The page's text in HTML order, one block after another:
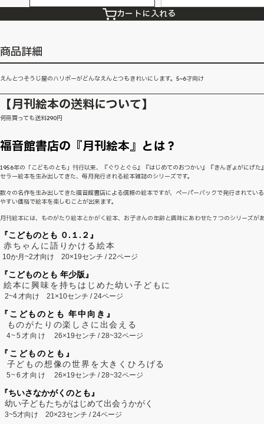
カートに入れる
商品詳細
えんとつそうじ屋のハリボーがどんなえんとつもきれいにします。5~6才向け
【月刊絵本の送料について】
何冊買っても送料290円
福音館書店の『月刊絵本』とは？
1956年の「こどものとも」刊行以来、『ぐりとぐら』『はじめてのおつかい』『きんぎょがにげた
セラー絵本を生み出してきた、毎月発行される絵本雑誌のシリーズです。
数々の名作を生み出してきた福音館書店による信頼の絵本ですが、ペーパーバックで発行されてい
やすい価格で絵本を楽しむことが出来ます。
月刊絵本には、ものがたり絵本とかがく絵本、お子さんの年齢と興味にあわせた７つのシリーズが
『こどものとも ０.１.２』
赤ちゃんに語りかける絵本
10か月~2才向け 20×19センチ / 22ページ
『こどものとも 年少版』
絵本に興味を持ちはじめた幼い子どもに
2~4才向け 21×10センチ / 24ページ
『こどものとも 年中向き』
ものがたりの楽しさに出会える
4~5才向け26×19センチ / 28~32ページ
『こどものとも』
子どもの想像の世界を大きくひろげる
5~6才向け26×19センチ / 28~32ページ
『ちいさなかがくのとも』
幼い子どもたちがはじめて出会うかがく
3~5才向け 20×23センチ / 24ページ